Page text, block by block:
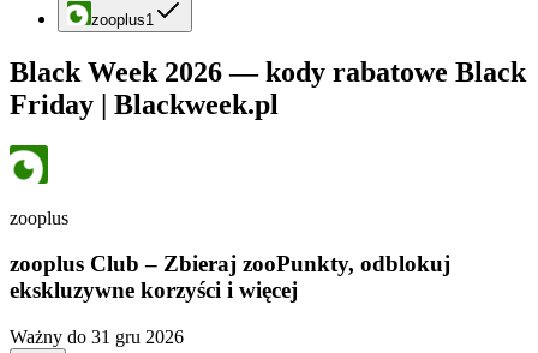
zooplus1
Black Week 2026 — kody rabatowe Black
Friday | Blackweek.pl
zooplus
zooplus Club – Zbieraj zooPunkty, odblokuj
ekskluzywne korzyści i więcej
Ważny do 31 gru 2026